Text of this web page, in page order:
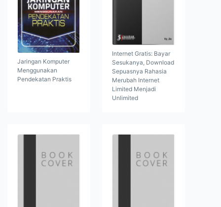
Jaringan Komputer
Menggunakan
Pendekatan Praktis
Internet Gratis: Bayar
Sesukanya, Download
Sepuasnya Rahasia
Merubah Internet
Limited Menjadi
Unlimited